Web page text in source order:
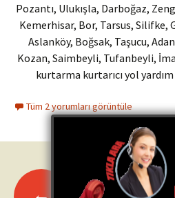
Pozantı, Ulukışla, Darboğaz,
Kemerhisar, Bor, Tarsus, Silifke,
Aslanköy, Boğsak, Taşucu,
Kozan, Saimbeyli, Tufanbeyli,
kurtarma kurtarıcı yol
Tüm 2 yorumları görüntüle